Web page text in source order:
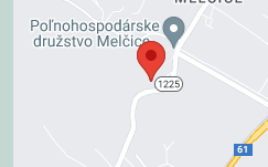
blokovaný Voľbami
súkromia
Prajete si načítať externý obsah?
Povoliť tentokrát